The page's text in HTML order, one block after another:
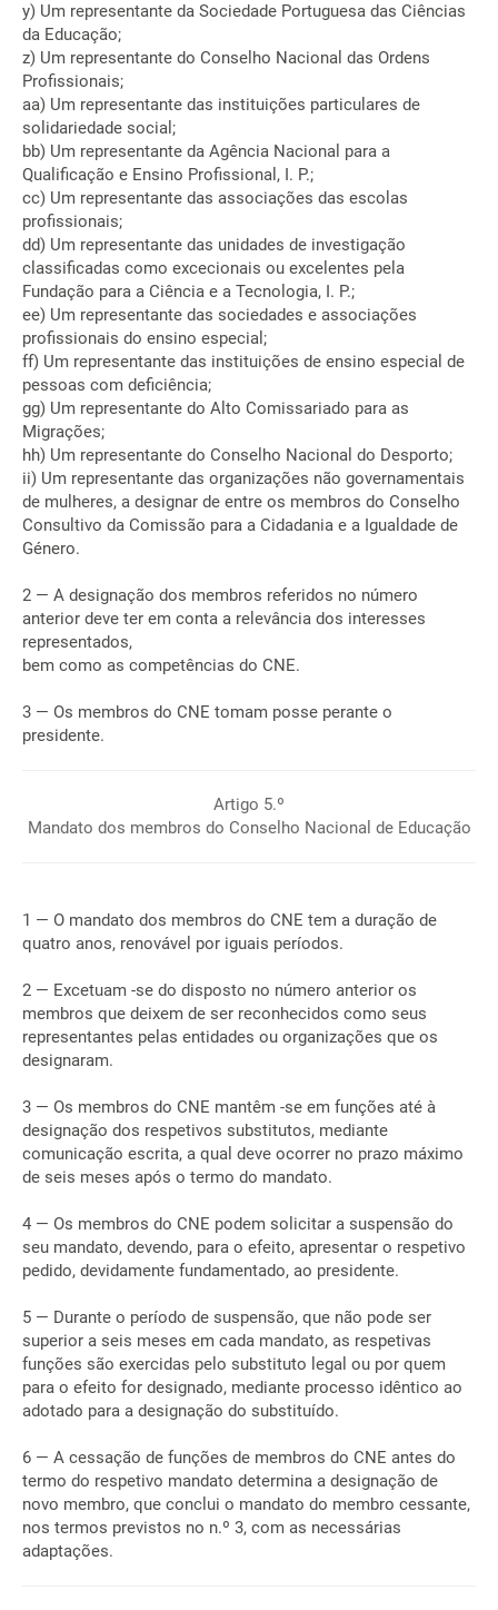
y) Um representante da Sociedade Portuguesa das Ciências
da Educação;
z) Um representante do Conselho Nacional das Ordens
Profissionais;
aa) Um representante das instituições particulares de
solidariedade social;
bb) Um representante da Agência Nacional para a
Qualificação e Ensino Profissional, I. P.;
cc) Um representante das associações das escolas
profissionais;
dd) Um representante das unidades de investigação
classificadas como excecionais ou excelentes pela
Fundação para a Ciência e a Tecnologia, I. P.;
ee) Um representante das sociedades e associações
profissionais do ensino especial;
ff) Um representante das instituições de ensino especial de
pessoas com deficiência;
gg) Um representante do Alto Comissariado para as
Migrações;
hh) Um representante do Conselho Nacional do Desporto;
ii) Um representante das organizações não governamentais
de mulheres, a designar de entre os membros do Conselho
Consultivo da Comissão para a Cidadania e a Igualdade de
Género.
2 — A designação dos membros referidos no número
anterior deve ter em conta a relevância dos interesses
representados,
bem como as competências do CNE.
3 — Os membros do CNE tomam posse perante o
presidente.
Artigo 5.º
Mandato dos membros do Conselho Nacional de Educação
1 — O mandato dos membros do CNE tem a duração de
quatro anos, renovável por iguais períodos.
2 — Excetuam -se do disposto no número anterior os
membros que deixem de ser reconhecidos como seus
representantes pelas entidades ou organizações que os
designaram.
3 — Os membros do CNE mantêm -se em funções até à
designação dos respetivos substitutos, mediante
comunicação escrita, a qual deve ocorrer no prazo máximo
de seis meses após o termo do mandato.
4 — Os membros do CNE podem solicitar a suspensão do
seu mandato, devendo, para o efeito, apresentar o respetivo
pedido, devidamente fundamentado, ao presidente.
5 — Durante o período de suspensão, que não pode ser
superior a seis meses em cada mandato, as respetivas
funções são exercidas pelo substituto legal ou por quem
para o efeito for designado, mediante processo idêntico ao
adotado para a designação do substituído.
6 — A cessação de funções de membros do CNE antes do
termo do respetivo mandato determina a designação de
novo membro, que conclui o mandato do membro cessante,
nos termos previstos no n.º 3, com as necessárias
adaptações.